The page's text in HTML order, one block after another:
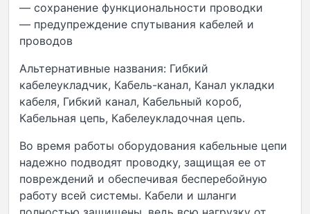
— сохранение функциональности проводки
— предупреждение спутывания кабелей и
проводов
Альтернативные названия: Гибкий
кабелеукладчик, Кабель-канал, Канал укладки
кабеля, Гибкий канал, Кабельный короб,
Кабельная цепь, Кабелеукладочная цепь.
Во время работы оборудования кабельные цепи
надежно подводят проводку, защищая ее от
повреждений и обеспечивая бесперебойную
работу всей системы. Кабели и шланги